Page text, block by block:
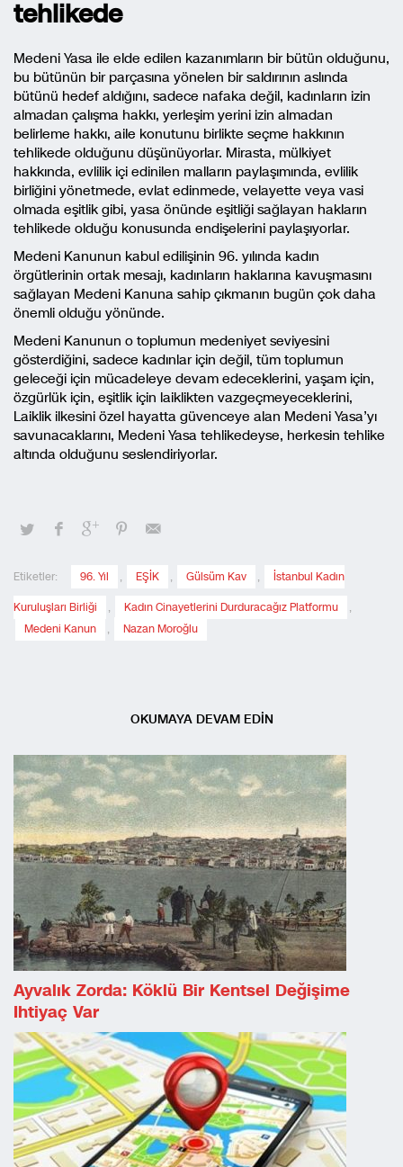
tehlikede
Medeni Yasa ile elde edilen kazanımların bir bütün olduğunu,
bu bütünün bir parçasına yönelen bir saldırının aslında
bütünü hedef aldığını, sadece nafaka değil, kadınların izin
almadan çalışma hakkı, yerleşim yerini izin almadan
belirleme hakkı, aile konutunu birlikte seçme hakkının
tehlikede olduğunu düşünüyorlar. Mirasta, mülkiyet
hakkında, evlilik içi edinilen malların paylaşımında, evlilik
birliğini yönetmede, evlat edinmede, velayette veya vasi
olmada eşitlik gibi, yasa önünde eşitliği sağlayan hakların
tehlikede olduğu konusunda endişelerini paylaşıyorlar.
Medeni Kanunun kabul edilişinin 96. yılında kadın
örgütlerinin ortak mesajı, kadınların haklarına kavuşmasını
sağlayan Medeni Kanuna sahip çıkmanın bugün çok daha
önemli olduğu yönünde.
Medeni Kanunun o toplumun medeniyet seviyesini
gösterdiğini, sadece kadınlar için değil, tüm toplumun
geleceği için mücadeleye devam edeceklerini, yaşam için,
özgürlük için, eşitlik için laiklikten vazgeçmeyeceklerini,
Laiklik ilkesini özel hayatta güvenceye alan Medeni Yasa’yı
savunacaklarını, Medeni Yasa tehlikedeyse, herkesin tehlike
altında olduğunu seslendiriyorlar.
Etiketler: 96. Yıl , EŞİK , Gülsüm Kav , İstanbul Kadın
Kuruluşları Birliği , Kadın Cinayetlerini Durduracağız Platformu
,
Medeni Kanun
, Nazan Moroğlu
OKUMAYA DEVAM EDİN
Ayvalık Zorda: Köklü Bir Kentsel Değişime
Ihtiyaç Var